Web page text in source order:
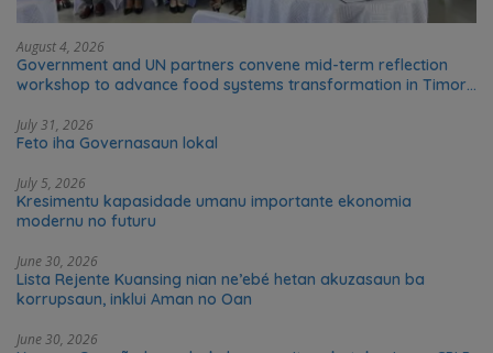
August 4, 2026
Government and UN partners convene mid-term reflection
workshop to advance food systems transformation in Timor-
July 31, 2026
Feto iha Governasaun lokal
July 5, 2026
Kresimentu kapasidade umanu importante ekonomia
modernu no futuru
June 30, 2026
Lista Rejente Kuansing nian ne’ebé hetan akuzasaun ba
korrupsaun, inklui Aman no Oan
June 30, 2026